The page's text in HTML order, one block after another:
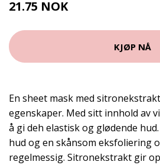
21.75 NOK
KJØP NÅ
En sheet mask med
egenskaper. Med sitt innhold av
å gi deh elastisk og glødende
hud og en skånsom eksfoliering
regelmessig. Sitronekstrakt gir